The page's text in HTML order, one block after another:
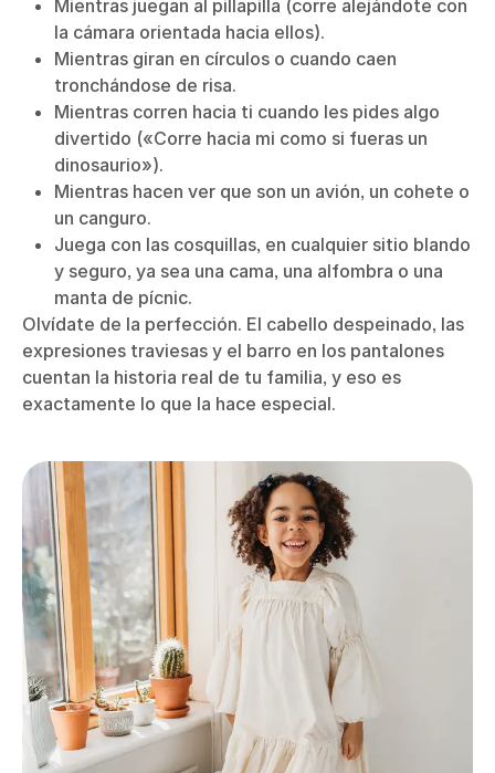
Mientras juegan al pillapilla (corre alejándote con
la cámara orientada hacia ellos).
Mientras giran en círculos o cuando caen
tronchándose de risa.
Mientras corren hacia ti cuando les pides algo
divertido («Corre hacia mi como si fueras un
dinosaurio»).
Mientras hacen ver que son un avión, un cohete o
un canguro.
Juega con las cosquillas, en cualquier sitio blando
y seguro, ya sea una cama, una alfombra o una
manta de pícnic.
Olvídate de la perfección. El cabello despeinado, las
expresiones traviesas y el barro en los pantalones
cuentan la historia real de tu familia, y eso es
exactamente lo que la hace especial.